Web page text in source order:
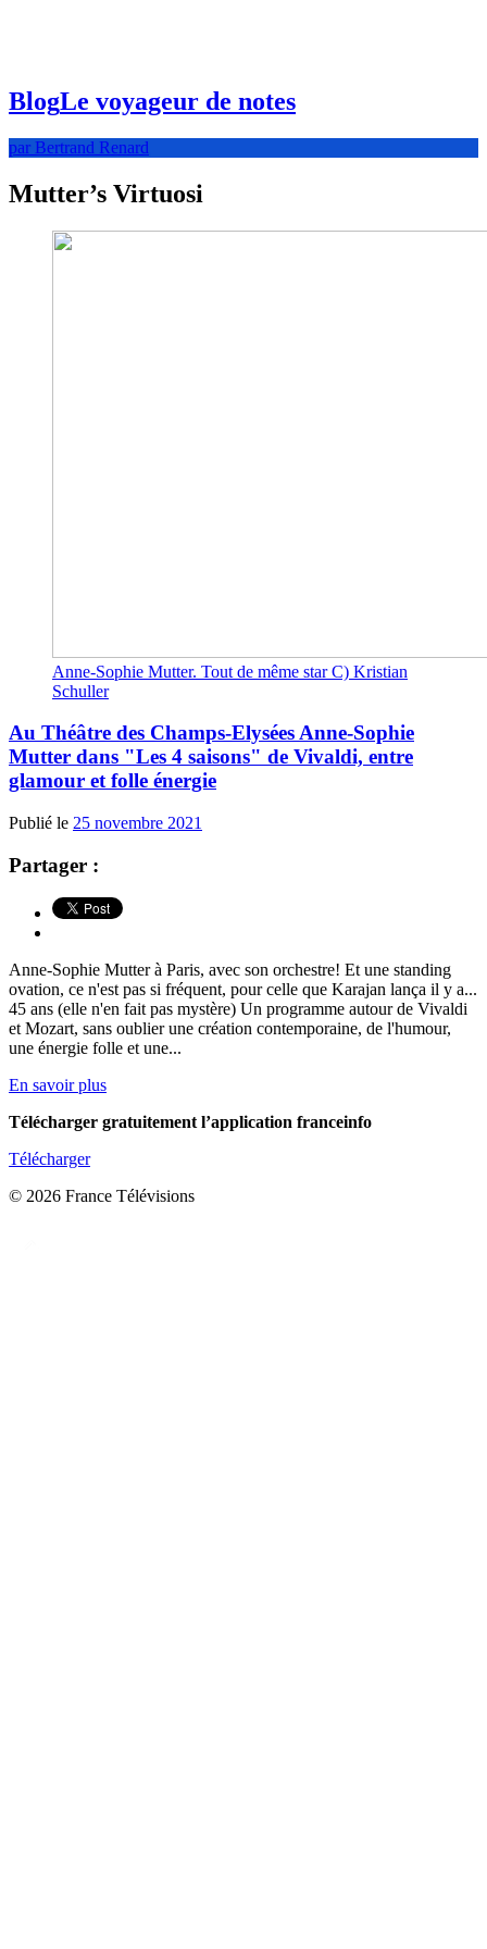
BlogLe voyageur de notes
par Bertrand Renard
Mutter’s Virtuosi
Anne-Sophie Mutter. Tout de même star C) Kristian
Schuller
Au Théâtre des Champs-Elysées Anne-Sophie
Mutter dans "Les 4 saisons" de Vivaldi, entre
glamour et folle énergie
Publié le 25 novembre 2021
Partager :
Anne-Sophie Mutter à Paris, avec son orchestre! Et une standing
ovation, ce n'est pas si fréquent, pour celle que Karajan lança il y a...
45 ans (elle n'en fait pas mystère) Un programme autour de Vivaldi
et Mozart, sans oublier une création contemporaine, de l'humour,
une énergie folle et une...
En savoir plus
Télécharger gratuitement l’application franceinfo
Télécharger
© 2026 France Télévisions